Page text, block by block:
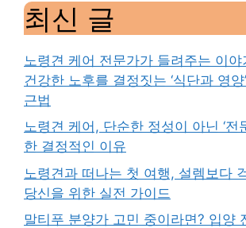
최신 글
노령견 케어 전문가가 들려주는 이
건강한 노후를 결정짓는 ‘식단과 영양
근법
노령견 케어, 단순한 정성이 아닌 ‘전
한 결정적인 이유
노령견과 떠나는 첫 여행, 설렘보다
당신을 위한 실전 가이드
말티푸 분양가 고민 중이라면? 입양